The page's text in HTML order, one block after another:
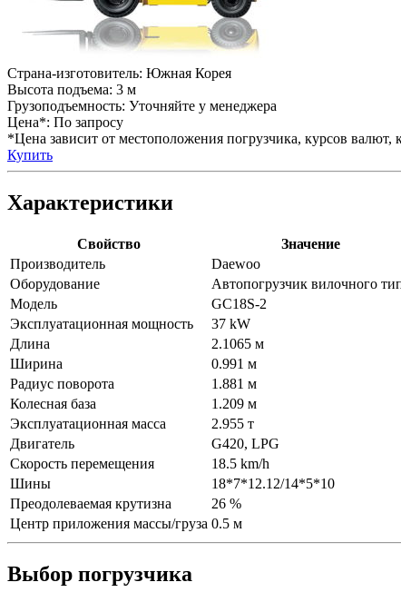
Страна-изготовитель: Южная Корея
Высота подъема: 3 м
Грузоподъемность: Уточняйте у менеджера
Цена*: По запросу
*Цена зависит от местоположения погрузчика, курсов
Купить
Характеристики
Свойство
Значение
Производитель
Daewoo
Оборудование
Автопогрузчик вилочного
Модель
GC18S-2
Эксплуатационная мощность
37 kW
Длина
2.1065 м
Ширина
0.991 м
Радиус поворота
1.881 м
Колесная база
1.209 м
Эксплуатационная масса
2.955 т
Двигатель
G420, LPG
Скорость перемещения
18.5 km/h
Шины
18*7*12.12/14*5*10
Преодолеваемая крутизна
26 %
Центр приложения массы/груза 0.5 м
Выбор погрузчика